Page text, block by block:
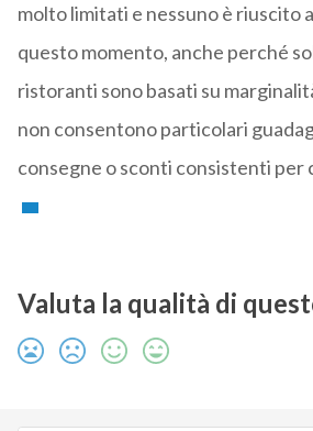
molto limitati e nessuno è riuscito
questo momento, anche perché
ristoranti sono basati su
non consentono particolari
consegne o sconti consistenti per
Valuta la qualità di